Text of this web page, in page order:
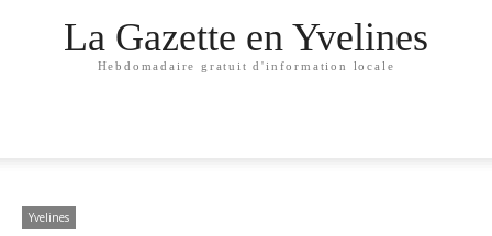
La Gazette en Yvelines
Hebdomadaire gratuit d'information locale
Yvelines